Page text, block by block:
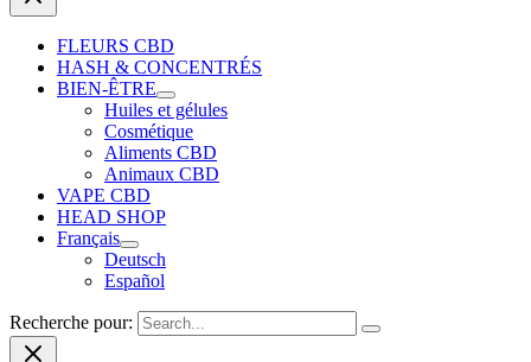
FLEURS CBD
HASH & CONCENTRÉS
BIEN-ÊTRE
Huiles et gélules
Cosmétique
Aliments CBD
Animaux CBD
VAPE CBD
HEAD SHOP
Français
Deutsch
Español
Recherche pour: